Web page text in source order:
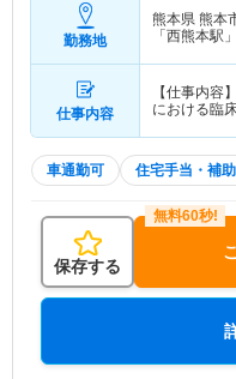
勤務地
熊本県 熊本
「西熊本駅
仕事内容
【仕事内
における臨
車通勤可 住宅手当・補助
保存する